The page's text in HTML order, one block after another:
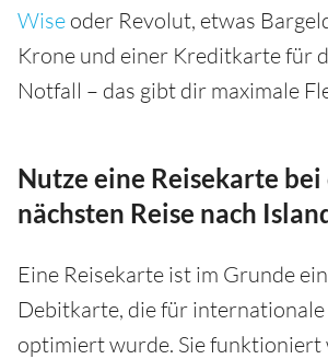
Wise oder Revolut, etwas
Krone und einer Kreditkarte für
Notfall – das gibt dir maximale
Nutze eine Reisekarte
nächsten Reise nach
Eine Reisekarte ist im Grunde
Debitkarte, die für
optimiert wurde. Sie funktioniert